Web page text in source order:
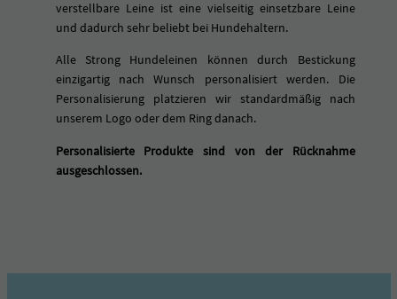
-
S
C
H
A
R
g
verstellbare Leine ist eine vielseitig einsetzbare Leine
und dadurch sehr beliebt bei Hundehaltern.
Alle Strong Hundeleinen können durch Bestickung
einzigartig nach Wunsch personalisiert werden. Die
Personalisierung platzieren wir standardmäßig nach
unserem Logo oder dem Ring danach.
Personalisierte Produkte sind von der Rücknahme
ausgeschlossen.